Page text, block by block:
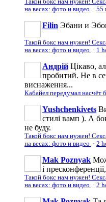
Такой бокс нам нужен!
на весах: фото и видео · 55
Filin Эбани и
Такой бокс нам нужен!
на весах: фото и видео · 1
Андрій Цікаво,
пробитий. Не в
виснаження...
Кабайел передумал насчёт
Yushchenkivets
стилі вамп ). А
не буду.
Такой бокс нам нужен!
на весах: фото и видео · 2
Mak Poznyak
і
Такой бокс нам нужен!
на весах: фото и видео · 2